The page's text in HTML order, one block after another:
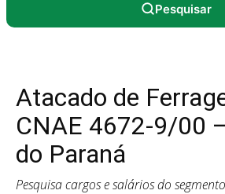
Pesquisar
Atacado de
CNAE 4672-9/00
do Paraná
Pesquisa cargos e salários do